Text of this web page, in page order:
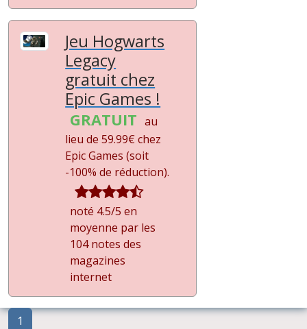
Jeu Hogwarts
Legacy
gratuit chez
Epic Games !
GRATUIT au
lieu de 59.99€ chez
Epic Games (soit
-100% de réduction).
noté 4.5/5 en
moyenne par les
104 notes des
magazines
internet
1